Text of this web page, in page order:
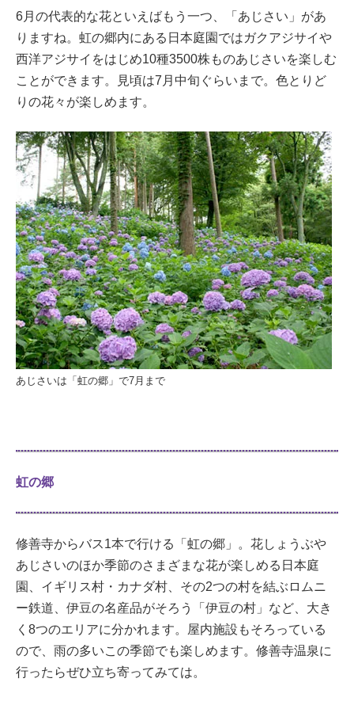
6月の代表的な花といえばもう一つ、「あじさい」があ
りますね。虹の郷内にある日本庭園ではガクアジサイや
西洋アジサイをはじめ10種3500株ものあじさいを楽しむ
ことができます。見頃は7月中旬ぐらいまで。色とりど
りの花々が楽しめます。
あじさいは「虹の郷」で7月まで
虹の郷
修善寺からバス1本で行ける「虹の郷」。花しょうぶや
あじさいのほか季節のさまざまな花が楽しめる日本庭
園、イギリス村・カナダ村、その2つの村を結ぶロムニ
ー鉄道、伊豆の名産品がそろう「伊豆の村」など、大き
く8つのエリアに分かれます。屋内施設もそろっている
ので、雨の多いこの季節でも楽しめます。修善寺温泉に
行ったらぜひ立ち寄ってみては。